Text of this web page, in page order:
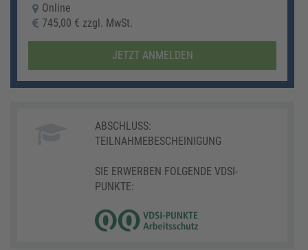
Online
745,00 € zzgl. MwSt.
JETZT ANMELDEN
ABSCHLUSS:
TEILNAHMEBESCHEINIGUNG
SIE ERWERBEN FOLGENDE VDSI-
PUNKTE: